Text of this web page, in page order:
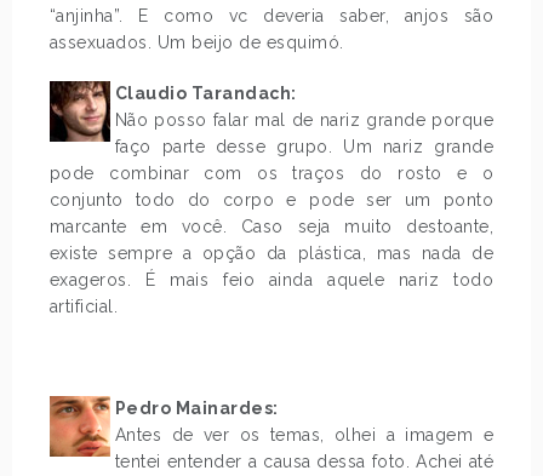
“anjinha”. E como vc deveria saber, anjos são
assexuados. Um beijo de esquimó.
Claudio Tarandach:
Não posso falar mal de nariz grande porque
faço parte desse grupo. Um nariz grande
pode combinar com os traços do rosto e o
conjunto todo do corpo e pode ser um ponto
marcante em você. Caso seja muito destoante,
existe sempre a opção da plástica, mas nada de
exageros. É mais feio ainda aquele nariz todo
artificial.
Pedro Mainardes:
Antes de ver os temas, olhei a imagem e
tentei entender a causa dessa foto. Achei até